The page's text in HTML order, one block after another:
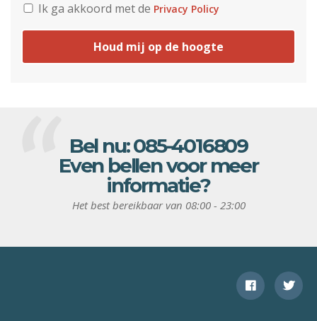
Ik ga akkoord met de Privacy Policy
Houd mij op de hoogte
Bel nu:085-4016809
Even bellen voor meer
informatie?
Het best bereikbaar van 08:00 - 23:00